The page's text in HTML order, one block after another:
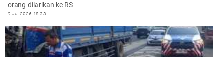
orang dilarikan ke RS
9 Jul 2026 18:33